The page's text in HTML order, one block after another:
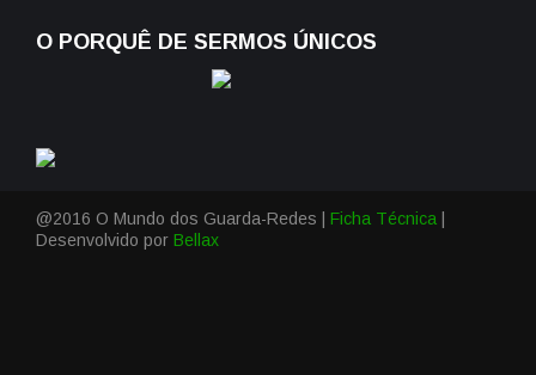
O PORQUÊ DE SERMOS ÚNICOS
@2016 O Mundo dos Guarda-Redes | Ficha Técnica
Desenvolvido por Bellax